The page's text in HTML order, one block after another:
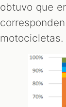
obtuvo que
motocicletas.